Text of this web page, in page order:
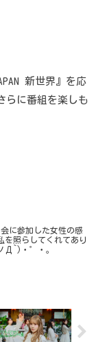
新世界』を応
らに番組を楽しも
会に参加した女性の感
を照らしてくれてあり
Д`)・゜・。